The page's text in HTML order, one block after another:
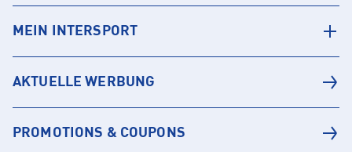
MEIN INTERSPORT
AKTUELLE WERBUNG
PROMOTIONS & COUPONS